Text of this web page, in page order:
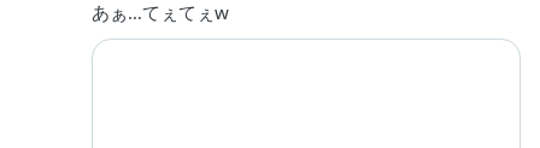
あぁ…てぇてぇw